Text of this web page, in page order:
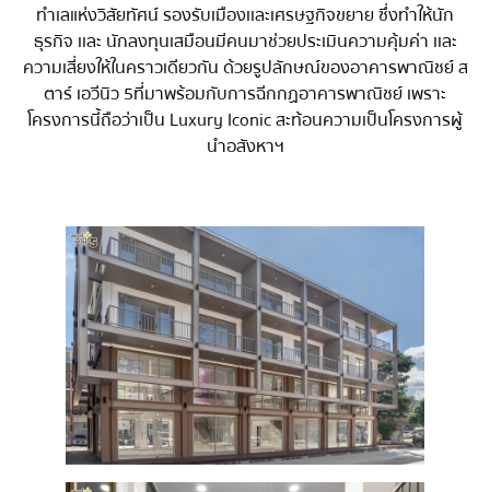
ทำเลแห่งวิสัยทัศน์ รองรับเมืองเเละเศรษฐกิจขยาย ซึ่งทำให้นัก
ธุรกิจ เเละ นักลงทุน เสมือนมีคนมาช่วยประเมินความคุ้มค่า เเละ
ความเสี่ยงให้ในคราวเดียวกัน ด้วยรูปลักษณ์ของอาคารพาณิชย์ ส
ตาร์ เอวีนิว 5 ที่มาพร้อมกับการฉีกกฏอาคารพาณิชย์ เพราะ
โครงการนี้ถือว่าเป็น Luxury Iconic สะท้อนความเป็นโครงการผู้
นำอสังหาฯ